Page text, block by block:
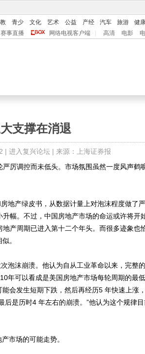
青少 文化 艺术 公益 产经 汽车 旅游 健
赛事直播 网络电视客户端 高清 电影
支撑在消退
| 进入复兴论坛| 来源：上海证券报
调控而未低头。市场氛围虽然一度风声鹤
产绿皮书，从数据计量上对泡沫程度做了
幅。不过，中国房地产市场的命运或许将开
产周期已进入第十二个年头。而很多迹象也
。
沫崩溃。他认为自从工业革命以来，完整
年可以看成是美国房地产市场每轮周期的最低
会发生短期下跌，然后再经历5 年快速上涨
后是历时4 年左右的崩溃。”他认为这个规律
市场的可能走势。